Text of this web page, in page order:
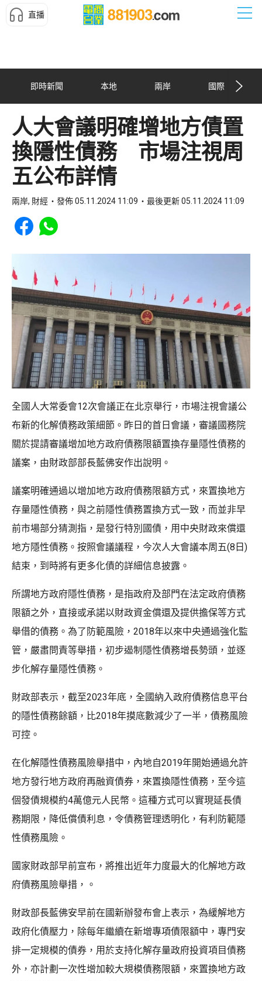
直播
即時新聞 本地 兩岸 國際
人大會議明確增地方債置
換隱性債務 市場注視周
五公布詳情
兩岸, 財經 發佈 05.11.2024 11:09 最後更新 05.11.2024 11:09
Share to Facebook
Share to WhatsApp
全國人大常委會12次會議正在北京舉行，市場注視會議公
布新的化解債務政策細節。昨日的首日會議，審議國務院
關於提請審議增加地方政府債務限額置換存量隱性債務的
議案，由財政部部長藍佛安作出說明。
議案明確通過以增加地方政府債務限額方式，來置換地方
存量隱性債務，與之前隱性債務置換方式一致，而並非早
前市場部分猜測指，是發行特別國債，用中央財政來償還
地方隱性債務。按照會議議程，今次人大會議本周五(8日)
結束，到時將有更多化債的詳細信息披露。
所謂地方政府隱性債務，是指政府及部門在法定政府債務
限額之外，直接或承諾以財政資金償還及提供擔保等方式
舉借的債務。為了防範風險，2018年以來中央通過強化監
管，嚴肅問責等舉措，初步遏制隱性債務增長勢頭，並逐
步化解存量隱性債務。
財政部表示，截至2023年底，全國納入政府債務信息平台
的隱性債務餘額，比2018年摸底數減少了一半，債務風險
可控。
在化解隱性債務風險舉措中，內地自2019年開始通過允許
地方發行地方政府再融資債券，來置換隱性債務，至今這
個發債規模約4萬億元人民幣。這種方式可以實現延長債
務期限，降低償債利息，令債務管理透明化，有利防範隱
性債務風險。
國家財政部早前宣布，將推出近年力度最大的化解地方政
府債務風險舉措，。
財政部長藍佛安早前在國新辦發布會上表示，為緩解地方
政府化債壓力，除每年繼續在新增專項債限額中，專門安
排一定規模的債券，用於支持化解存量政府投資項目債務
外，亦計劃一次性增加較大規模債務限額，來置換地方政